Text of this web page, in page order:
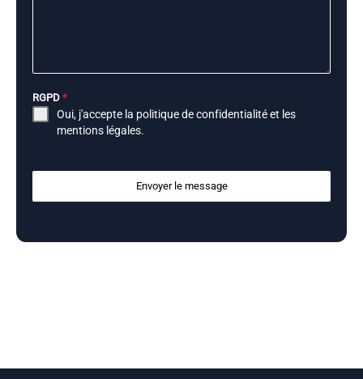
RGPD *
Oui, j'accepte la politique de confidentialitéet les
mentions légales.
Envoyer le message